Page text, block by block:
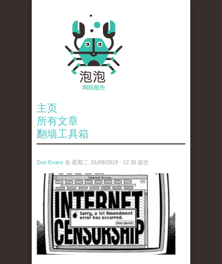
主页
所有文章
翻墙工具箱
Don Evans 在 星期二, 01/09/2018 - 12:36 提交
wechatimg866.jpeg